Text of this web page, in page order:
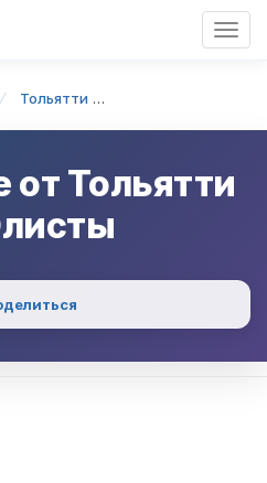
Тольятти
от Тольятти